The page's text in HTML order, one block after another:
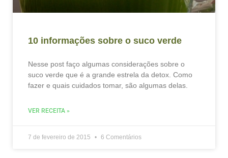
10 informações sobre o suco verde
Nesse post faço algumas considerações sobre o
suco verde que é a grande estrela da detox. Como
fazer e quais cuidados tomar, são algumas delas.
VER RECEITA »
7 de fevereiro de 2015 6 Comentários